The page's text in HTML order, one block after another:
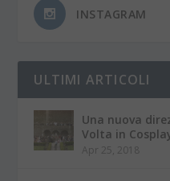
INSTAGRAM
ULTIMI ARTICOLI
Una nuova
Volta in
Apr 25, 2018